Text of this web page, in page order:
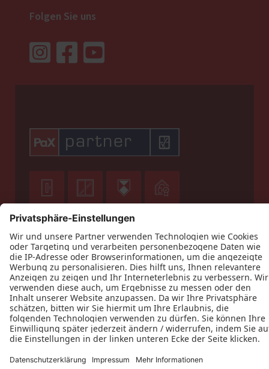
Folgen Sie uns
   
  
   
Datenschutz Impressum
Kontakt
Holz Klein GmbH © 2026